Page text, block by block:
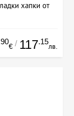
хапки от
€ / 117.15
лв.